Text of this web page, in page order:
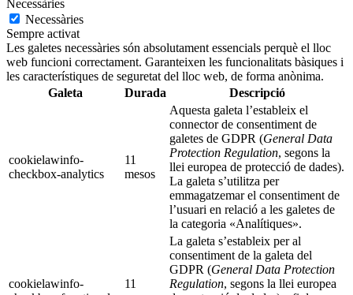
Necessàries
Necessàries
Sempre activat
Les galetes necessàries són absolutament essencials perquè el lloc
web funcioni correctament. Garanteixen les funcionalitats bàsiques i
les característiques de seguretat del lloc web, de forma anònima.
Galeta
Durada Descripció
cookielawinfo-
checkbox-analytics
11
mesos
Aquesta galeta l’estableix el
connector de consentiment de
galetes de GDPR (General Data
Protection Regulation, segons la
llei europea de protecció de dades).
La galeta s’utilitza per
emmagatzemar el consentiment de
l’usuari en relació a les galetes de
la categoria «Analítiques».
cookielawinfo-
11
La galeta s’estableix per al
consentiment de la galeta del
GDPR (General Data Protection
Regulation, segons la llei europea